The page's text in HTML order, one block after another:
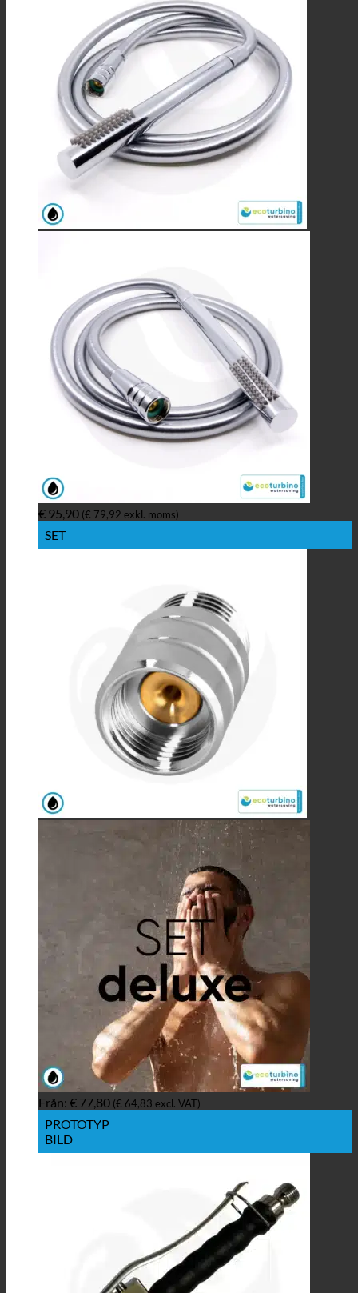
€ 95,90 (€ 79,92 exkl. moms)
SET
Från: € 77,80 (€ 64,83 excl. VAT)
PROTOTYP
BILD